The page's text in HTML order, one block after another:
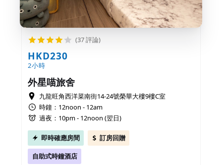
(37 評論)
HKD230
2小時
外星喵旅舍
九龍旺角西洋菜南街14-24號榮華大樓9樓C室
時鐘：12noon - 12am
過夜：10pm - 12noon (翌日)
即時確應房間 訂房回贈
自助式時鐘酒店